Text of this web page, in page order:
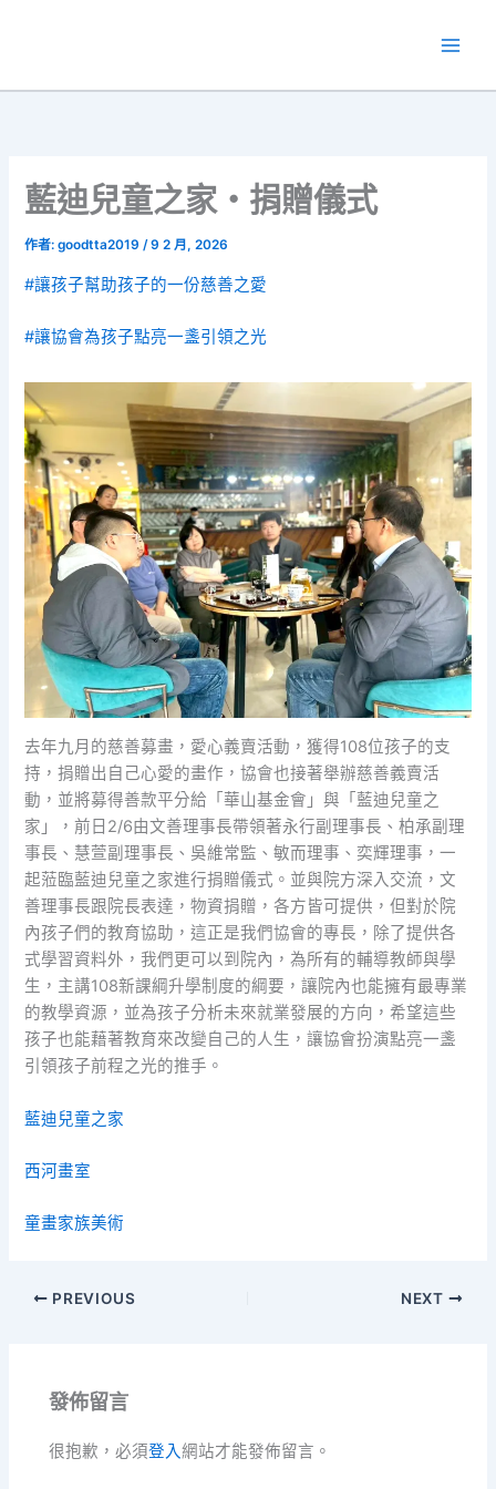
要
藍迪兒童之家・捐贈儀式
作者:goodtta2019/9 2 月, 2026
#讓孩子幫助孩子的一份慈善之愛
#讓協會為孩子點亮一盞引領之光
去年九月的慈善募畫，愛心義賣活動，獲得108位孩子的支
持，捐贈出自己心愛的畫作，協會也接著舉辦慈善義賣活
動，並將募得善款平分給「華山基金會」與「藍迪兒童之
家」，前日2/6由文善理事長帶領著永行副理事長、柏承副理
事長、慧萱副理事長、吳維常監、敏而理事、奕輝理事，一
起蒞臨藍迪兒童之家進行捐贈儀式。並與院方深入交流，文
善理事長跟院長表達，物資捐贈，各方皆可提供，但對於院
內孩子們的教育協助，這正是我們協會的專長，除了提供各
式學習資料外，我們更可以到院內，為所有的輔導教師與學
生，主講108新課綱升學制度的綱要，讓院內也能擁有最專業
的教學資源，並為孩子分析未來就業發展的方向，希望這些
孩子也能藉著教育來改變自己的人生，讓協會扮演點亮一盞
引領孩子前程之光的推手。
藍迪兒童之家
西河畫室
童畫家族美術
PREVIOUS NEXT
發佈留言
很抱歉，必須登入網站才能發佈留言。